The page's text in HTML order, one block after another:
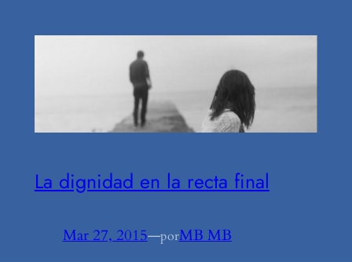
La dignidad en la recta final
Mar 27, 2015—porMB MB